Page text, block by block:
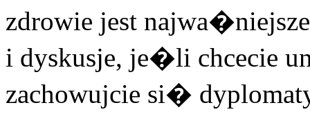
zdrowie jest
i dyskusje, je�li
zachowujcie si�